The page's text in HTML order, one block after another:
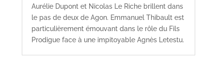
Aurélie Dupont et Nicolas Le Riche brillent dans
le pas de deux de Agon. Emmanuel Thibault est
particulièrement émouvant dans le rôle du Fils
Prodigue face à une impitoyable Agnès Letestu.